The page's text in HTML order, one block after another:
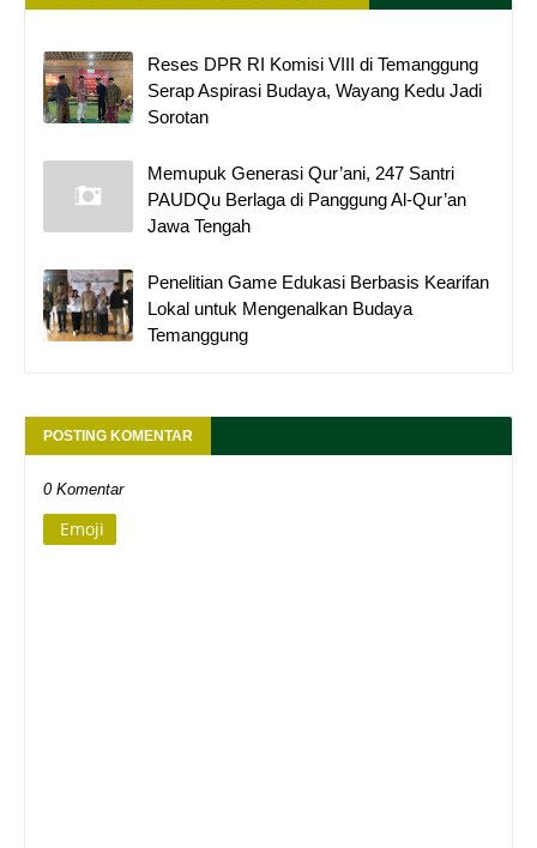
Reses DPR RI Komisi VIII di Temanggung
Serap Aspirasi Budaya, Wayang Kedu Jadi
Sorotan
Memupuk Generasi Qur’ani, 247 Santri
PAUDQu Berlaga di Panggung Al-Qur’an
Jawa Tengah
Penelitian Game Edukasi Berbasis Kearifan
Lokal untuk Mengenalkan Budaya
Temanggung
POSTING KOMENTAR
0 Komentar
Emoji